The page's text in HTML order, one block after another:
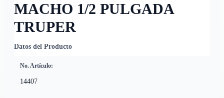
MACHO 1/2 PULGADA
TRUPER
Datos del Producto
No. Artículo:
14407